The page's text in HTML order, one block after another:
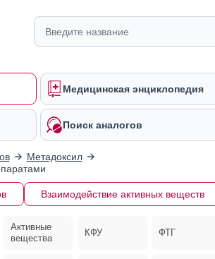
Медицинская энциклопедия
Поиск аналогов
Метадоксил
Взаимодействие активных веществ
Активные
вещества
КФУ ФТГ